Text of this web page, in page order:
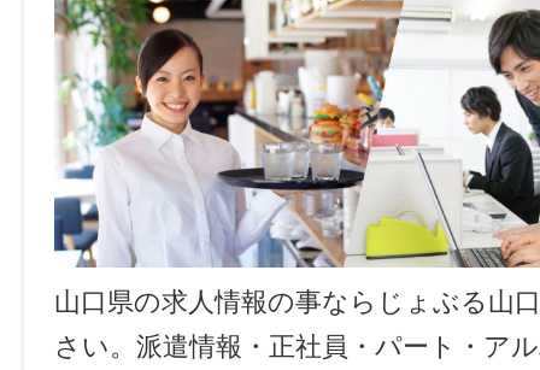
山口県の求人情報の事ならじょぶる山
さい。派遣情報・正社員・パート・ア